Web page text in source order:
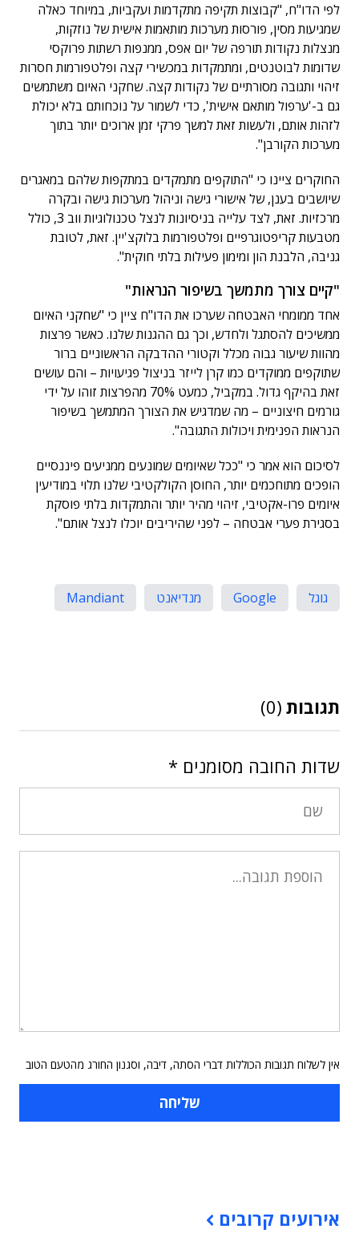
לפי הדו"ח, "קבוצות תקיפה מתקדמות ועקביות, במיוחד כאלה
שמגיעות מסין, פורסות מערכות מותאמות אישית של נוזקות,
מנצלות נקודות תורפה של יום אפס, ממנפות רשתות פרוקסי
שדומות לבוטנטים, ומתמקדות במכשירי קצה ופלטפורמות חסרות
זיהוי ותגובה מסורתיים של נקודות קצה. שחקני האיום משתמשים
גם ב-'ערפול מותאם אישית', כדי לשמור על נוכחותם בלא יכולת
לזהות אותם, ולעשות זאת למשך פרקי זמן ארוכים יותר בתוך
מערכות הקורבן".
החוקרים ציינו כי "התוקפים מתמקדים במתקפות שלהם במאגרים
שיושבים בענן, של אישורי גישה וניהול מערכות גישה ובקרה
מרכזיות. זאת, לצד עלייה בניסיונות לנצל טכנולוגיות ווב 3, כולל
מטבעות קריפטוגרפיים ופלטפורמות בלוקצ'יין. זאת, לטובת
גניבה, הלבנת הון ומימון פעילות בלתי חוקית".
"קיים צורך מתמשך בשיפור הנראות"
אחד ממומחי האבטחה שערכו את הדו"ח ציין כי "שחקני האיום
ממשיכים להסתגל ולחדש, וכך גם ההגנות שלנו. כאשר פרצות
מהוות שיעור גבוה מכלל וקטורי ההדבקה הראשוניים ברור
שתוקפים ממוקדים כמו קרן לייזר בניצול פגיעויות – והם עושים
זאת בהיקף גדול. במקביל, כמעט 70% מהפרצות זוהו על ידי
גורמים חיצוניים – מה שמדגיש את הצורך המתמשך בשיפור
הנראות הפנימית ויכולות התגובה".
לסיכום הוא אמר כי "ככל שאיומים שמונעים ממניעים פיננסיים
הופכים מתוחכמים יותר, החוסן הקולקטיבי שלנו תלוי במודיעין
איומים פרו-אקטיבי, זיהוי מהיר יותר והתמקדות בלתי פוסקת
בסגירת פערי אבטחה – לפני שהיריבים יוכלו לנצל אותם".
גוגל Google מנדיאנט Mandiant
תגובות (0)
שדות החובה מסומנים *
אין לשלוח תגובות הכוללות דברי הסתה, דיבה, וסגנון החורג מהטעם הטוב
אירועים קרובים